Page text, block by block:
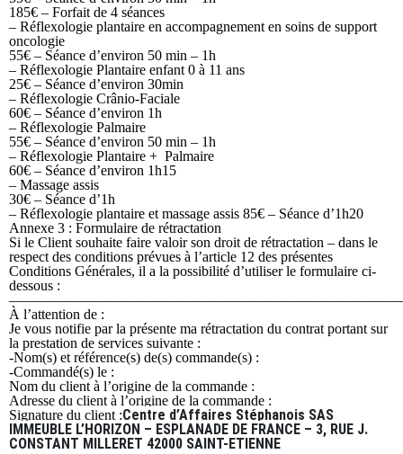
185€ – Forfait de 4 séances
– Réflexologie plantaire en accompagnement en soins de support
oncologie
55€ – Séance d’environ 50 min – 1h
– Réflexologie Plantaire enfant 0 à 11 ans
25€ – Séance d’environ 30min
– Réflexologie Crânio-Faciale
60€ – Séance d’environ 1h
– Réflexologie Palmaire
55€ – Séance d’environ 50 min – 1h
– Réflexologie Plantaire + Palmaire
60€ – Séance d’environ 1h15
– Massage assis
30€ – Séance d’1h
– Réflexologie plantaire et massage assis 85€ – Séance d’1h20
Annexe 3 : Formulaire de rétractation
Si le Client souhaite faire valoir son droit de rétractation – dans le
respect des conditions prévues à l’article 12 des présentes
Conditions Générales, il a la possibilité d’utiliser le formulaire ci-
dessous :
À l’attention de :
Je vous notifie par la présente ma rétractation du contrat portant sur
la prestation de services suivante :
-Nom(s) et référence(s) de(s) commande(s) :
-Commandé(s) le :
Nom du client à l’origine de la commande :
Adresse du client à l’origine de la commande :
Signature du client :Centre d’Affaires Stéphanois SAS
IMMEUBLE L’HORIZON – ESPLANADE DE FRANCE – 3, RUE J.
CONSTANT MILLERET 42000 SAINT-ETIENNE